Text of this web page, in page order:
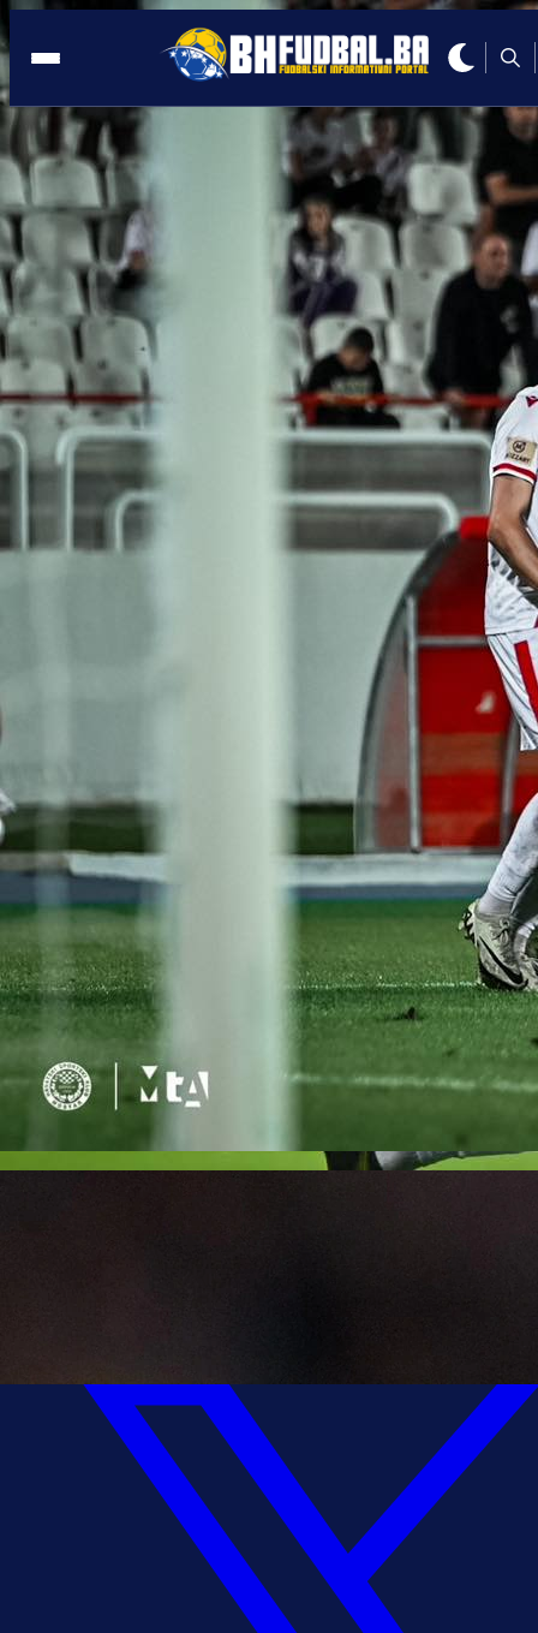
PROMO
10:00, 31.05.2025
Dupla šansa u Meridianu: Profitiraj na
finalu Lige šampiona uz najbolju
Autor:
10:00, 31.05.2025